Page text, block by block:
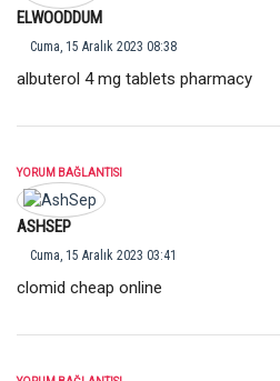
ELWOODDUM
Cuma, 15 Aralık 2023 08:38
albuterol 4 mg tablets pharmacy
YORUM BAĞLANTISI
ASHSEP
Cuma, 15 Aralık 2023 03:41
clomid cheap online